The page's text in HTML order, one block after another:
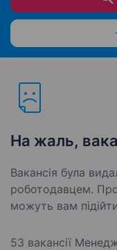
На жаль,
Вакансія була
роботодавцем.
можуть вам
53 вакансії